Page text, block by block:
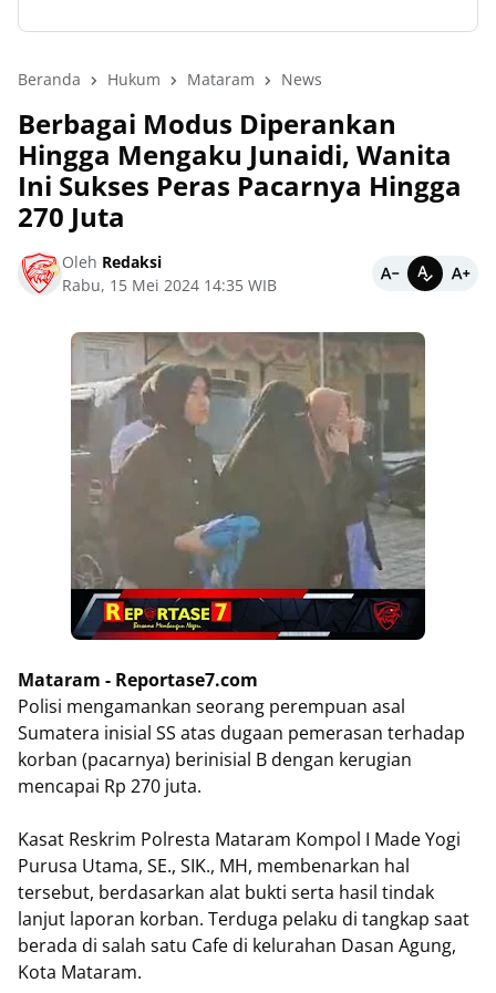
Beranda Hukum Mataram News
Berbagai Modus Diperankan
Hingga Mengaku Junaidi, Wanita
Ini Sukses Peras Pacarnya Hingga
270 Juta
Oleh Redaksi
Rabu, 15 Mei 2024 14:35 WIB
Mataram - Reportase7.com
Polisi mengamankan seorang perempuan asal
Sumatera inisial SS atas dugaan pemerasan terhadap
korban (pacarnya) berinisial B dengan kerugian
mencapai Rp 270 juta.
Kasat Reskrim Polresta Mataram Kompol I Made Yogi
Purusa Utama, SE., SIK., MH, membenarkan hal
tersebut, berdasarkan alat bukti serta hasil tindak
lanjut laporan korban. Terduga pelaku di tangkap saat
berada di salah satu Cafe di kelurahan Dasan Agung,
Kota Mataram.